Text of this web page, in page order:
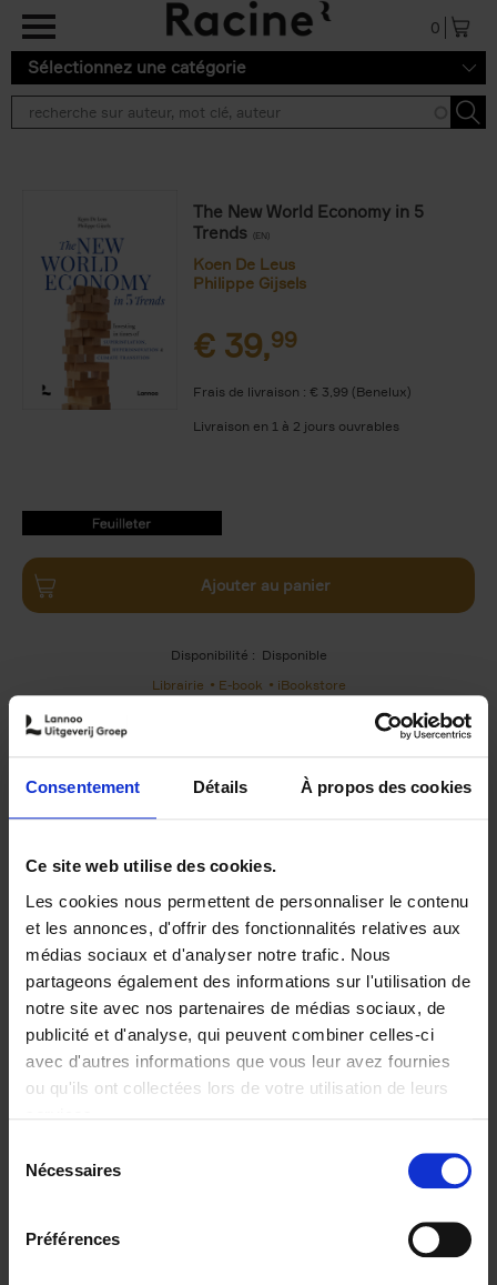
Consentement Détails À propos des cookies
Ce site web utilise des cookies.
Les cookies nous permettent de personnaliser le contenu
et les annonces, d'offrir des fonctionnalités relatives aux
médias sociaux et d'analyser notre trafic. Nous
partageons également des informations sur l'utilisation de
notre site avec nos partenaires de médias sociaux, de
publicité et d'analyse, qui peuvent combiner celles-ci
avec d'autres informations que vous leur avez fournies
ou qu'ils ont collectées lors de votre utilisation de leurs
Nécessaires
Préférences
Aller au contenu principal
0
Sélectionnez une catégorie
The New World Economy in 5
Trends (EN)
Koen De Leus
Philippe Gijsels
€ 39,99
Frais de livraison : € 3,99 (Benelux)
Livraison en 1 à 2 jours ouvrables
9789401409018.PDF
9789401409018.PDF
Ajouter au panier
Disponibilité : Disponible
Librairie
E-book iBookstore
mondiale
€ 39,